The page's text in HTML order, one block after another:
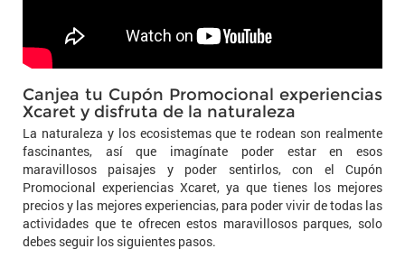
Canjea tu Cupón Promocional experiencias
Xcaret y disfruta de la naturaleza
La naturaleza y los ecosistemas que te rodean son realmente
fascinantes, así que imagínate poder estar en esos
maravillosos paisajes y poder sentirlos, con el Cupón
Promocional experiencias Xcaret, ya que tienes los mejores
precios y las mejores experiencias, para poder vivir de todas las
actividades que te ofrecen estos maravillosos parques, solo
debes seguir los siguientes pasos.